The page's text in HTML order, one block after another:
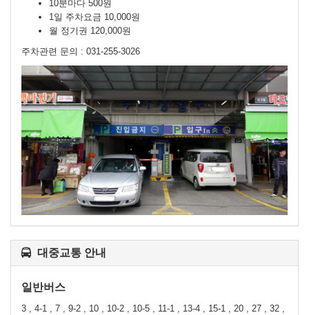
10분마다 500원
1일 주차요금 10,000원
월 정기권 120,000원
주차관련 문의 : 031-255-3026
대중교통 안내
일반버스
3 , 4-1 , 7 , 9-2 , 10 , 10-2 , 10-5 , 11-1 , 13-4 , 15-1 , 20 , 27 , 32 ,